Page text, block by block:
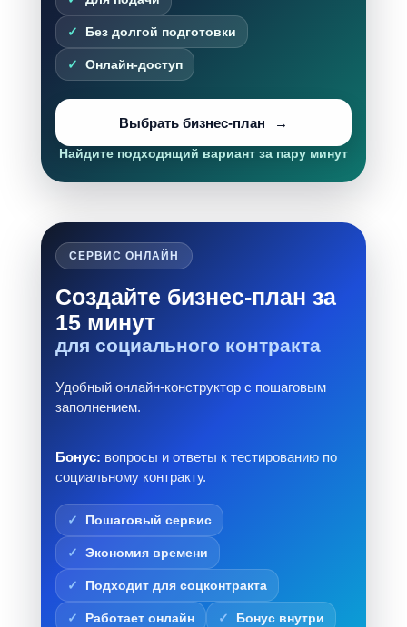
Без долгой подготовки
Онлайн-доступ
Выбрать бизнес-план
Найдите подходящий вариант за пару минут
СЕРВИС ОНЛАЙН
Создайте бизнес-план за
15 минут
для социального контракта
Удобный онлайн-конструктор с пошаговым
заполнением.
Бонус: вопросы и ответы к тестированию по
социальному контракту.
Пошаговый сервис
Экономия времени
Подходит для соцконтракта
Работает онлайн Бонус внутри